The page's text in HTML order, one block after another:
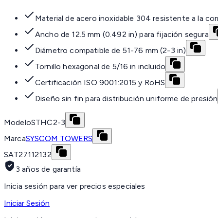
Material de acero inoxidable 304 resistente a la
Ancho de 12.5 mm (0.492 in) para fijación segura
Diámetro compatible de 51-76 mm (2-3 in)
Tornillo hexagonal de 5/16 in incluido
Certificación ISO 9001:2015 y RoHS
Diseño sin fin para distribución uniforme de presión
ModeloSTHC2-3
MarcaSYSCOM TOWERS
SAT27112132
3 años de garantía
Inicia sesión para ver precios especiales
Iniciar Sesión